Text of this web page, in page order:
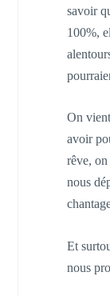
savoir
100%,
On
avoir
rêve,
nous
Et
nous